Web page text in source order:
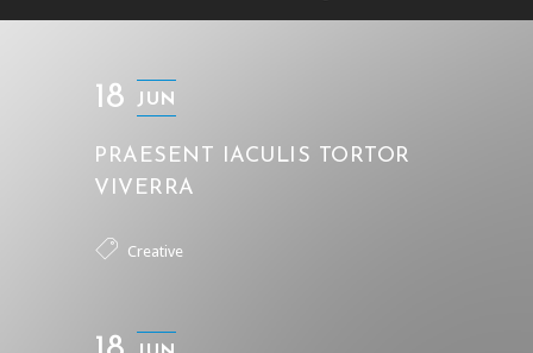
18 JUN
PRAESENT IACULIS TORTOR
VIVERRA
Creative